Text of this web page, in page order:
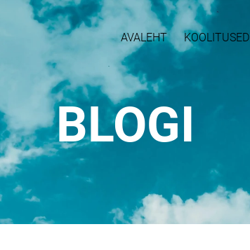
AVALEHT KOOLITUSED
BLOGI